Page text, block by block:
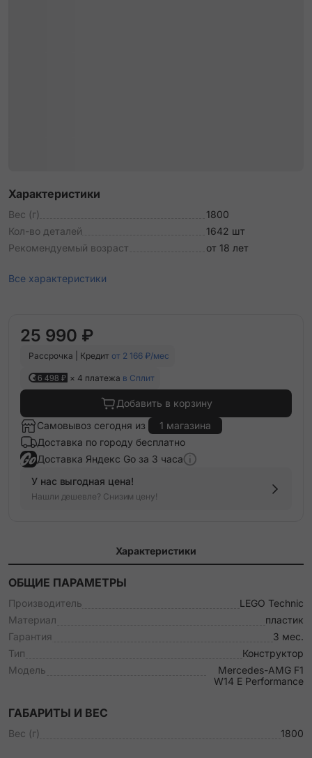
Характеристики
Вес (г)
1800
Кол-во деталей
1642 шт
Рекомендуемый возраст
от 18 лет
Все характеристики
25 990 ₽
Рассрочка | Кредит от 2 166 ₽/мес
6 498 ₽ × 4 платежа в Сплит
Добавить в корзину
Самовывоз сегодня из
1 магазина
Доставка по городу бесплатно
Доставка Яндекс Go за 3 часа
У нас выгодная цена!
Нашли дешевле? Снизим цену!
Характеристики
ОБЩИЕ ПАРАМЕТРЫ
Производитель
LEGO Technic
Материал
пластик
Гарантия
3 мес.
Тип
Конструктор
Модель
Mercedes-AMG F1
W14 E Performance
ГАБАРИТЫ И ВЕС
Вес (г) 1800